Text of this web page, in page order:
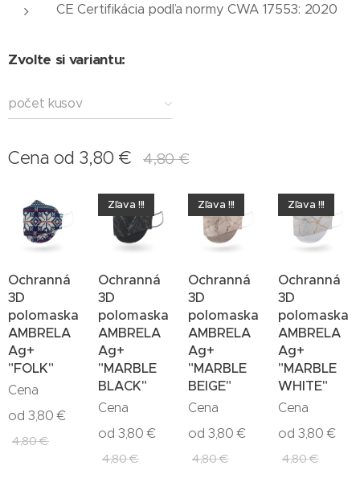
CE Certifikácia podľa normy CWA 17553: 2020
Zvolte si variantu:
počet kusov
Cena od 3,80 € 4,80€
Ochranná
3D
polomaska
AMBRELA
Ag+
"FOLK"
Cena
od3,80 €
4,80€
Ochranná
3D
polomaska
AMBRELA
Ag+
"MARBLE
BLACK"
Zľava !!!
Cena
od3,80 €
4,80€
Ochranná
3D
polomaska
AMBRELA
Ag+
"MARBLE
BEIGE"
Zľava !!!
Cena
od3,80 €
4,80€
Ochranná
3D
polomaska
AMBRELA
Ag+
"MARBLE
WHITE"
Zľava !!!
Cena
od3,80 €
4,80€